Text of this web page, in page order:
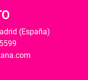
(España)